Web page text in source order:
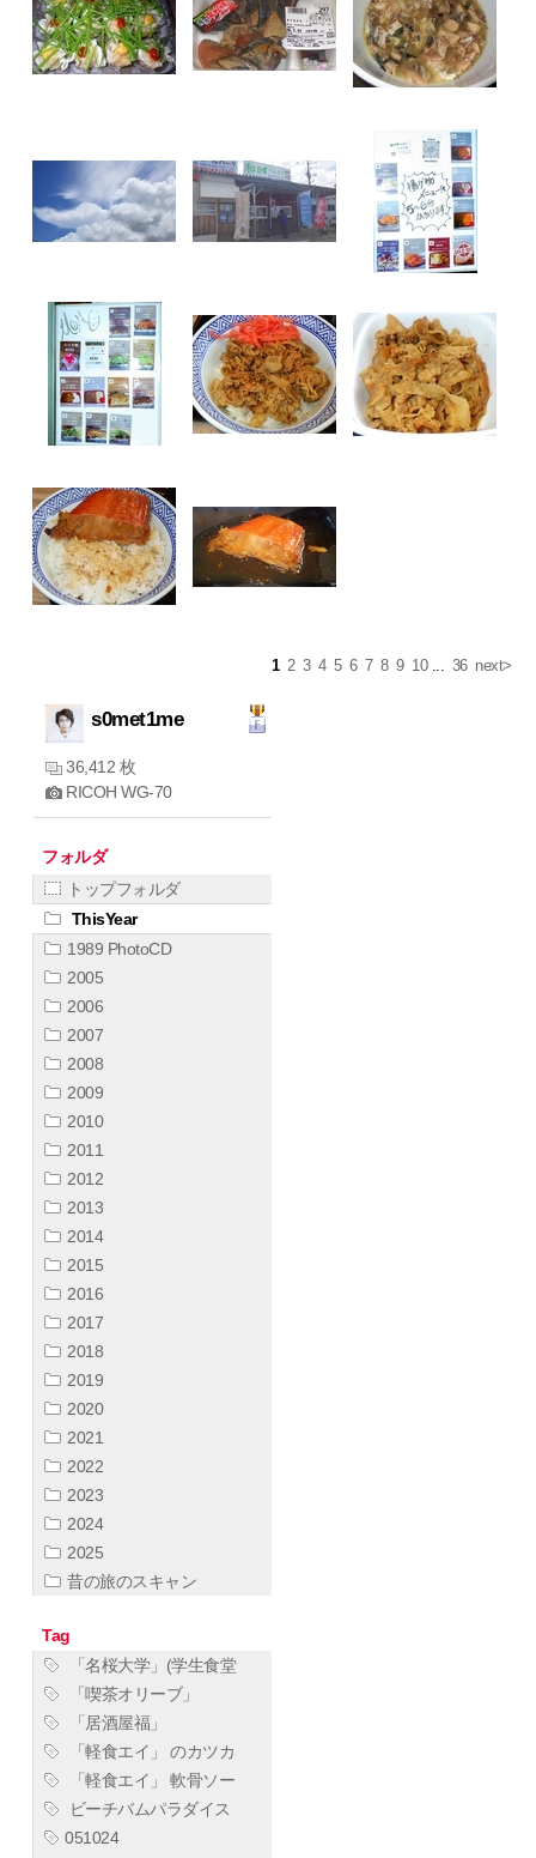
1 2 3 4 5 6 7 8 9 10... 36 next>
s0met1me
36,412 枚
RICOH WG-70
フォルダ
トップフォルダ
ThisYear
1989 PhotoCD
2005
2006
2007
2008
2009
2010
2011
2012
2013
2014
2015
2016
2017
2018
2019
2020
2021
2022
2023
2024
2025
昔の旅のスキャン
Tag
「名桜大学」(学生食堂
「喫茶オリーブ」
「居酒屋福」
「軽食エイ」 のカツカ
「軽食エイ」 軟骨ソー
ビーチバムパラダイス
051024